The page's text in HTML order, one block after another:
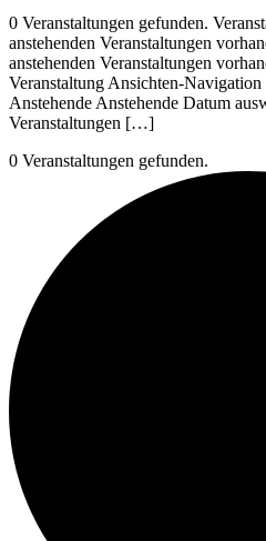
0 Veranstaltungen gefunden.
anstehenden Veranstaltungen
anstehenden Veranstaltungen
Veranstaltung Ansichten-
Anstehende Anstehende Datum
Veranstaltungen […]
0 Veranstaltungen gefunden.